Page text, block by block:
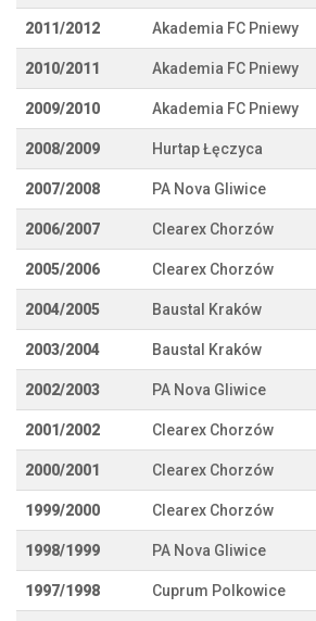
2011/2012 Akademia FC Pniewy
2010/2011 Akademia FC Pniewy
2009/2010 Akademia FC Pniewy
2008/2009 Hurtap Łęczyca
2007/2008 PA Nova Gliwice
2006/2007 Clearex Chorzów
2005/2006 Clearex Chorzów
2004/2005 Baustal Kraków
2003/2004 Baustal Kraków
2002/2003 PA Nova Gliwice
2001/2002 Clearex Chorzów
2000/2001 Clearex Chorzów
1999/2000 Clearex Chorzów
1998/1999 PA Nova Gliwice
1997/1998 Cuprum Polkowice